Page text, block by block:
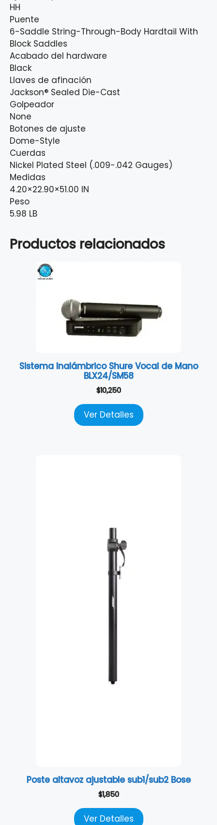
HH
Puente
6-Saddle String-Through-Body Hardtail With
Block Saddles
Acabado del hardware
Black
Llaves de afinación
Jackson® Sealed Die-Cast
Golpeador
None
Botones de ajuste
Dome-Style
Cuerdas
Nickel Plated Steel (.009-.042 Gauges)
Medidas
4.20×22.90×51.00 IN
Peso
5.98 LB
Productos relacionados
Sistema Inalámbrico Shure Vocal de Mano
BLX24/SM58
$10,250
Ver Detalles
Poste altavoz ajustable sub1/sub2 Bose
$1,850
Ver Detalles